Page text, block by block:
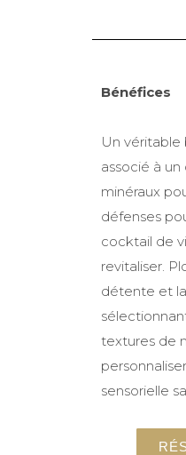
Bénéfices
Un véritable
associé à
minéraux
défenses
cocktail de
revitaliser.
détente et
textures de
sensorielle